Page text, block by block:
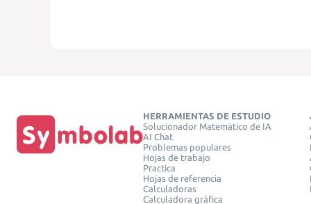
HERRAMIENTAS DE ESTUDIO
Solucionador Matemático de IA
AI Chat
Problemas populares
Hojas de trabajo
Practica
Hojas de referencia
Calculadoras
Calculadora gráfica